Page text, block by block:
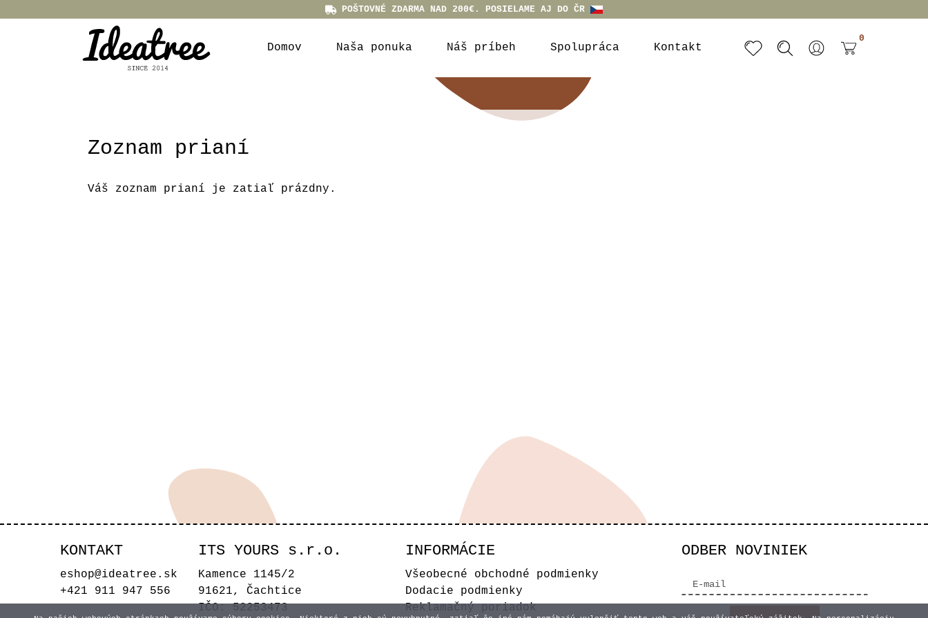
POŠTOVNÉ ZDARMA NAD 200€. POSIELAME AJ DO ČR
Domov Naša ponuka Náš príbeh Spolupráca Kontakt
0
Zoznam prianí
Váš zoznam prianí je zatiaľ prázdny.
KONTAKT
eshop@ideatree.sk
+421 911 947 556
ITS YOURS s.r.o.
Kamence 1145/2
91621, Čachtice
IČO: 52253473
INFORMÁCIE
Všeobecné obchodné podmienky
Dodacie podmienky
Reklamačný poriadok
ODBER NOVINIEK